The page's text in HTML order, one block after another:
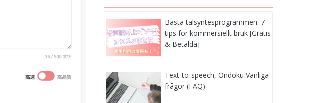
Bästa talsyntesprogrammen: 7
tips för kommersiellt bruk [Gratis
& Betalda]
Text-to-speech, Ondoku Vanliga
frågor (FAQ)